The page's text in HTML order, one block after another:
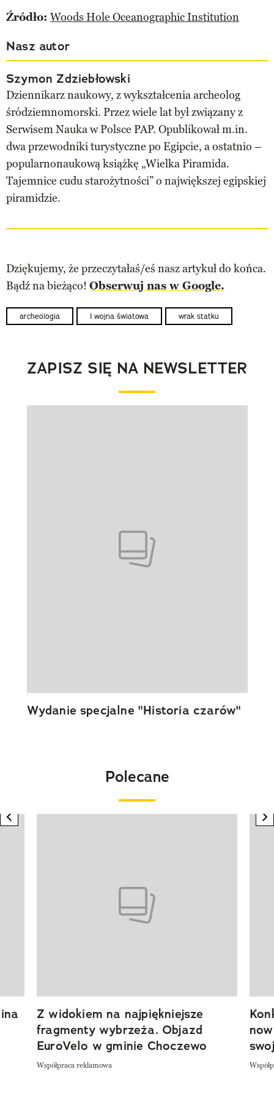
Źródło: Woods Hole Oceanographic Institution
Nasz autor
Szymon Zdziebłowski
Dziennikarz naukowy, z wykształcenia archeolog
śródziemnomorski. Przez wiele lat był związany z
Serwisem Nauka w Polsce PAP. Opublikował m.in.
dwa przewodniki turystyczne po Egipcie, a ostatnio –
popularnonaukową książkę „Wielka Piramida.
Tajemnice cudu starożytności” o największej egipskiej
piramidzie.
Dziękujemy, że przeczytałaś/eś nasz artykuł do końca.
Bądź na bieżąco! Obserwuj nas w Google.
archeologia I wojna światowa wrak statku
ZAPISZ SIĘ NA NEWSLETTER
Wydanie specjalne "Historia czarów"
Polecane
previous element
Z widokiem na najpiękniejsze
fragmenty wybrzeża. Objazd
EuroVelo w gminie Choczewo
Współpraca reklamowa